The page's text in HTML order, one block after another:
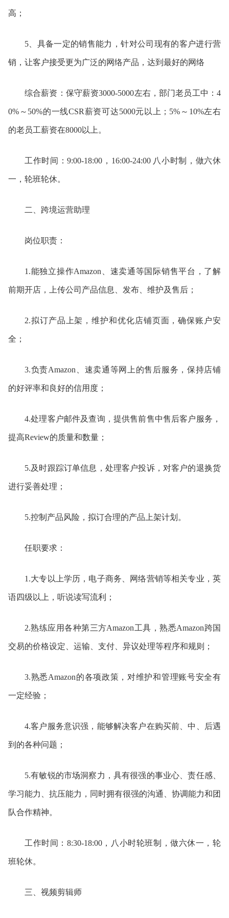
高；
5、具备一定的销售能力，针对公司现有的客户进行营
销，让客户接受更为广泛的网络产品，达到最好的网络
综合薪资 ：保守薪资3000-5000左右，部门老员工中：4
0%～50%的一线CSR薪资可达5000元以上；5%～10%左右
的老员工薪资在8000以上。
工作时间：9:00-18:00，16:00-24:00 八小时制，做六休
一，轮班轮休。
二、 跨境运营助理
岗位职责：
1.能独立操作Amazon、速卖通等国际销售平台，了解
前期开店，上传公司产品信息、发布、维护及售后；
2.拟订产品上架，维护和优化店铺页面，确保账户安
全；
3.负责Amazon、速卖通等网上的售后服务，保持店铺
的好评率和良好的信用度；
4.处理客户邮件及查询，提供售前售中售后客户服务，
提高Review的质量和数量；
5.及时跟踪订单信息，处理客户投诉，对客户的退换货
进行妥善处理；
5.控制产品风险，拟订合理的产品上架计划。
任职要求：
1.大专以上学历，电子商务、网络营销等相关专业，英
语四级以上，听说读写流利；
2.熟练应用各种第三方Amazon工具，熟悉Amazon跨国
交易的价格设定、运输、支付、异议处理等程序和规则；
3.熟悉Amazon的各项政策，对维护和管理账号安全有
一定经验；
4.客户服务意识强，能够解决客户在购买前、中、后遇
到的各种问题；
5.有敏锐的市场洞察力，具有很强的事业心、责任感、
学习能力、抗压能力，同时拥有很强的沟通、协调能力和团
队合作精神。
工作时间： 8:30-18:00，八小时轮班制，做六休一，轮
班轮休。
三、视频剪辑师